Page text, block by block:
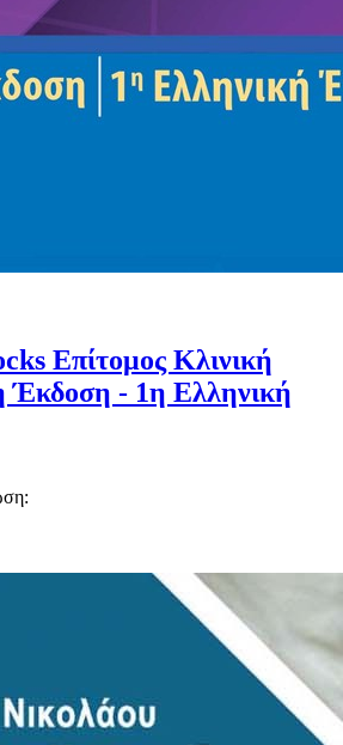
Επίτομος Κλινική
Έκδοση - 1η Ελληνική